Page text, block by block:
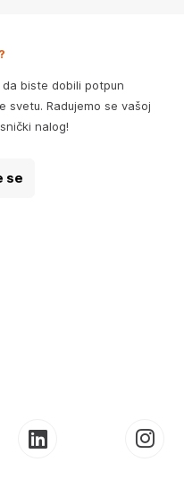
biste dobili potpun
svetu. Radujemo se vašoj
nalog!
se